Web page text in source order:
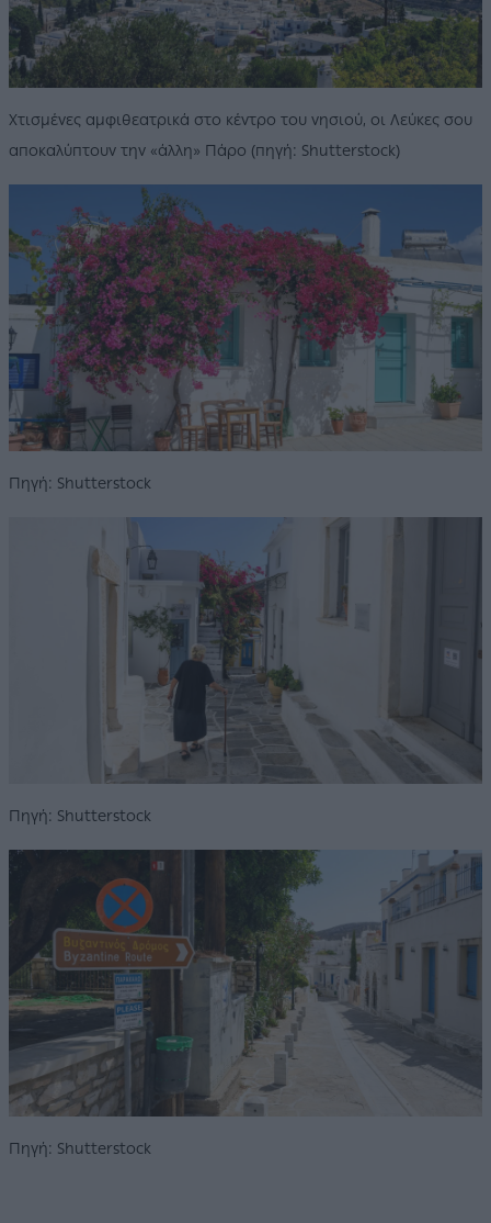
Χτισμένες αμφιθεατρικά στο κέντρο του νησιού, οι Λεύκες σου
αποκαλύπτουν την «άλλη» Πάρο (πηγή: Shutterstock)
Πηγή: Shutterstock
Πηγή: Shutterstock
Πηγή: Shutterstock